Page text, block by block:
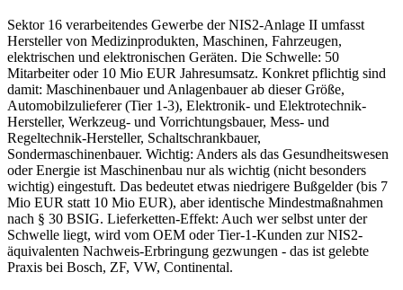
Sektor 16 verarbeitendes Gewerbe der NIS2-Anlage II umfasst
Hersteller von Medizinprodukten, Maschinen, Fahrzeugen,
elektrischen und elektronischen Geräten. Die Schwelle: 50
Mitarbeiter oder 10 Mio EUR Jahresumsatz. Konkret pflichtig sind
damit: Maschinenbauer und Anlagenbauer ab dieser Größe,
Automobilzulieferer (Tier 1-3), Elektronik- und Elektrotechnik-
Hersteller, Werkzeug- und Vorrichtungsbauer, Mess- und
Regeltechnik-Hersteller, Schaltschrankbauer,
Sondermaschinenbauer. Wichtig: Anders als das Gesundheitswesen
oder Energie ist Maschinenbau nur als wichtig (nicht besonders
wichtig) eingestuft. Das bedeutet etwas niedrigere Bußgelder (bis 7
Mio EUR statt 10 Mio EUR), aber identische Mindestmaßnahmen
nach § 30 BSIG. Lieferketten-Effekt: Auch wer selbst unter der
Schwelle liegt, wird vom OEM oder Tier-1-Kunden zur NIS2-
äquivalenten Nachweis-Erbringung gezwungen - das ist gelebte
Praxis bei Bosch, ZF, VW, Continental.